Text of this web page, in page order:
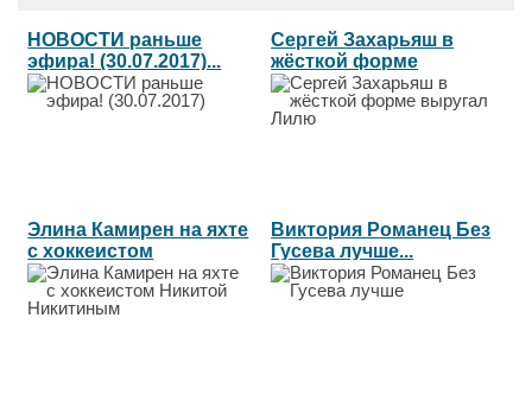
НОВОСТИ раньше
эфира! (30.07.2017)...
Сергей Захарьяш в
жёсткой форме
выругал Лилю...
Элина Камирен на яхте
с хоккеистом
Никитой...
Виктория Романец Без
Гусева лучше...